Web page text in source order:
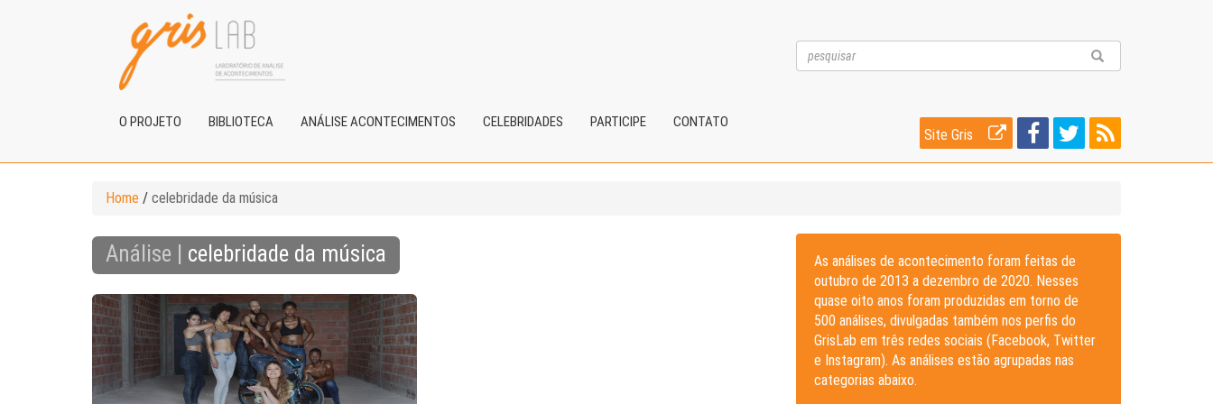
O PROJETO BIBLIOTECA ANÁLISE ACONTECIMENTOS CELEBRIDADES PARTICIPE CONTATO
Site Gris
Home / celebridade da música
Análise | celebridade da música
As análises de acontecimento foram feitas de
outubro de 2013 a dezembro de 2020. Nesses
quase oito anos foram produzidas em torno de
500 análises, divulgadas também nos perfis do
GrisLab em três redes sociais (Facebook, Twitter
e Instagram). As análises estão agrupadas nas
categorias abaixo.